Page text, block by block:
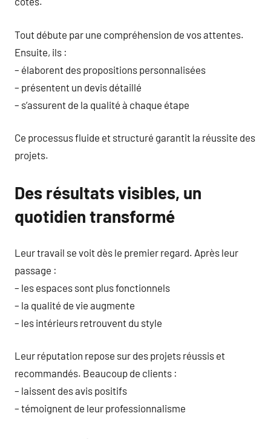
Tout débute par une compréhension de vos attentes.
Ensuite, ils :
– élaborent des propositions personnalisées
– présentent un devis détaillé
– s’assurent de la qualité à chaque étape
Ce processus fluide et structuré garantit la réussite des
projets.
Des résultats visibles, un
quotidien transformé
Leur travail se voit dès le premier regard. Après leur
passage :
– les espaces sont plus fonctionnels
– la qualité de vie augmente
– les intérieurs retrouvent du style
Leur réputation repose sur des projets réussis et
recommandés. Beaucoup de clients :
– laissent des avis positifs
– témoignent de leur professionnalisme